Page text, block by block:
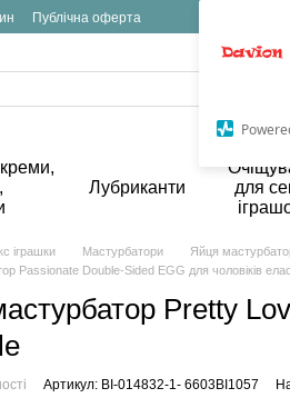
Публічна оферта
Лубриканти
для
іграшки Мастурбатори
Яйця
Passionate Double-Sided EGG для чоловіків
Pretty
Артикул: BI-014832-1- 6603BI1057